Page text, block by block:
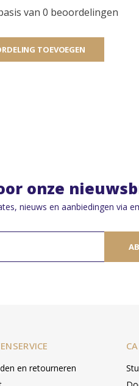
van 0 beoordelingen
TOEVOEGEN
onze
nieuws en aanbiedingen via
en retourneren